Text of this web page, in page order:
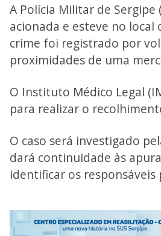
A Polícia Militar de Sergipe
acionada e esteve no local
crime foi registrado por
proximidades de uma
O Instituto Médico Legal
para realizar o
O caso será investigado
dará continuidade às
identificar os responsáveis